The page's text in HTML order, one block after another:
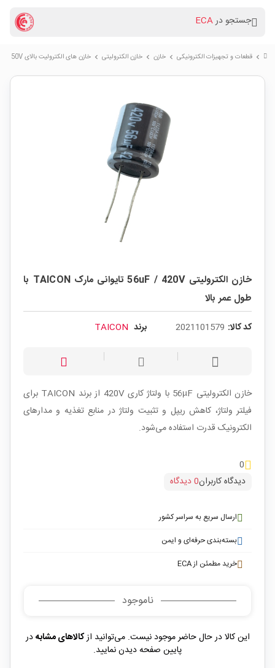
جستجو درECA
chevron_right قطعات و تجهیزات الکترونیکی chevron_right خازن chevron_right خازن الکترولیتی chevron_right خازن های الکترولیت بالای 50V
خازن الکترولیتی 56uF / 420V تایوانی مارک TAICON با
طول عمر بالا
کد کالا: 2021101579 برند TAICON
خازن الکترولیتی 56µF با ولتاژ کاری 420V از برند TAICON برای
فیلتر ولتاژ، کاهش ریپل و تثبیت ولتاژ در منابع تغذیه و مدارهای
الکترونیک قدرت استفاده می‌شود.
0
دیدگاه کاربران0 دیدگاه
ارسال سریع به سراسر کشور
بسته‌بندی حرفه‌ای و ایمن
خرید مطمئن از ECA
ناموجود
این کالا در حال حاضر موجود نیست. می‌توانید ازکالاهای مشابهدر
پایین صفحه دیدن نمایید.